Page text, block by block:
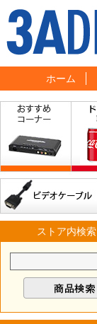
ホーム
ストア内検索